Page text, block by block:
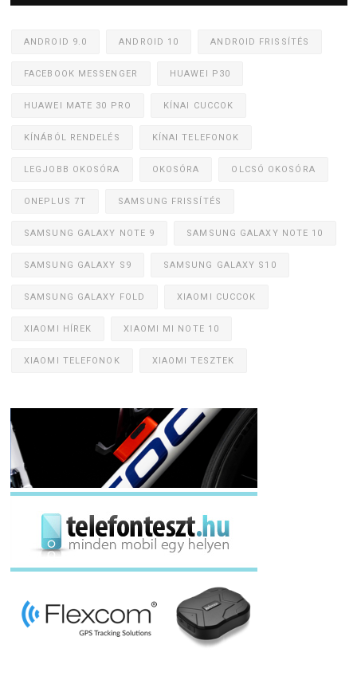
ANDROID 9.0 ANDROID 10 ANDROID FRISSÍTÉS
FACEBOOK MESSENGER HUAWEI P30
HUAWEI MATE 30 PRO KÍNAI CUCCOK
KÍNÁBÓL RENDELÉS KÍNAI TELEFONOK
LEGJOBB OKOSÓRA OKOSÓRA OLCSÓ OKOSÓRA
ONEPLUS 7T SAMSUNG FRISSÍTÉS
SAMSUNG GALAXY NOTE 9 SAMSUNG GALAXY NOTE 10
SAMSUNG GALAXY S9 SAMSUNG GALAXY S10
SAMSUNG GALAXY FOLD XIAOMI CUCCOK
XIAOMI HÍREK XIAOMI MI NOTE 10
XIAOMI TELEFONOK XIAOMI TESZTEK